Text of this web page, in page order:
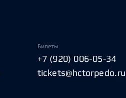
Билеты
+7 (920) 006-05-34
tickets@hctorpedo.ru